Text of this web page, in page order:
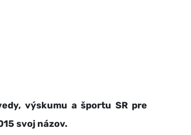
výskumu a športu SR pre
svoj názov.